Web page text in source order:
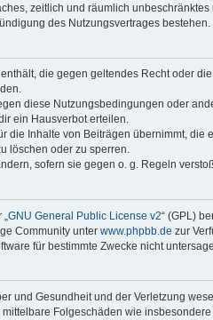
zeitlich und räumlich
des Nutzungsvertrages bestehen.
die gegen geltendes Recht oder
diese Nutzungsbedingungen oder
ein Hausverbot erteilen.
die Inhalte von Beiträgen übernimmt,
löschen oder zu sperren.
sofern sie gegen o. g. Regeln
GNU General Public License v2“ (GPL)
Community unter www.phpbb.de zur
für bestimmte Zwecke nicht
und Gesundheit und der Verletzung
Folgeschäden wie